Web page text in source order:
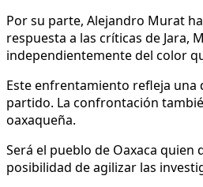
Por su parte, Alejandro Murat
respuesta a las críticas de Jara,
independientemente del color
Este enfrentamiento refleja una
partido. La confrontación
oaxaqueña.
Será el pueblo de Oaxaca
posibilidad de agilizar las